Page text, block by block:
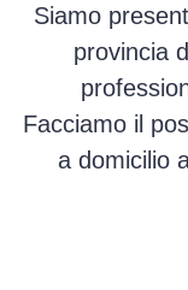
Siamo
provincia
Facciamo il
a domicilio